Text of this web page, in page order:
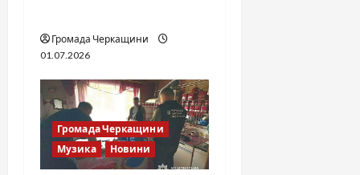
Громада Черкащини
01.07.2026
Громада Черкащини
Музика
Новини